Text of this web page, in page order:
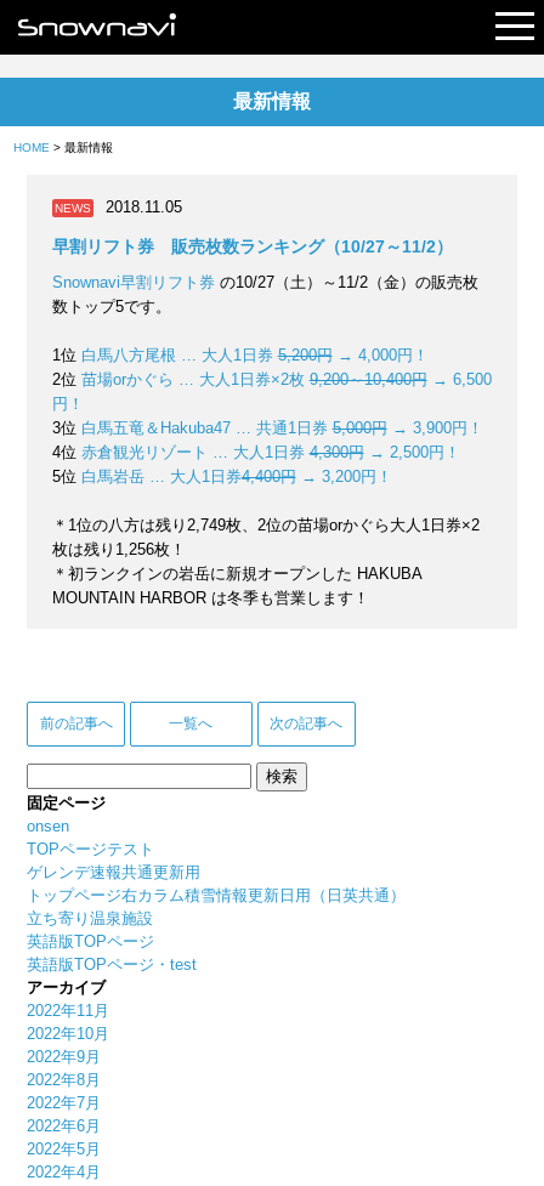
最新情報
HOME > 最新情報
NEWS 2018.11.05
早割リフト券 販売枚数ランキング（10/27～11/2）
Snownavi早割リフト券 の10/27（土）～11/2（金）の販売枚
数トップ5です。
1位 白馬八方尾根 … 大人1日券5,200円→ 4,000円！
2位 苗場orかぐら … 大人1日券×2枚9,200～10,400円→ 6,500
円！
3位 白馬五竜＆Hakuba47 … 共通1日券5,000円→ 3,900円！
4位 赤倉観光リゾート … 大人1日券4,300円→ 2,500円！
5位 白馬岩岳 … 大人1日券4,400円→ 3,200円！
＊1位の八方は残り2,749枚、2位の苗場orかぐら大人1日券×2
枚は残り1,256枚！
＊初ランクインの岩岳に新規オープンした HAKUBA
MOUNTAIN HARBOR は冬季も営業します！
前の記事へ 一覧へ 次の記事へ
索:
固定ページ
onsen
TOPページテスト
ゲレンデ速報共通更新用
トップページ右カラム積雪情報更新日用（日英共通）
立ち寄り温泉施設
英語版TOPページ
英語版TOPページ・test
アーカイブ
2022年11月
2022年10月
2022年9月
2022年8月
2022年7月
2022年6月
2022年5月
2022年4月